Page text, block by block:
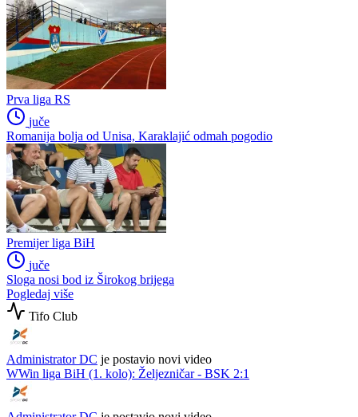
Prva liga RS
juče
Romanija bolja od Unisa, Karaklajić odmah pogodio
Premijer liga BiH
juče
Sloga nosi bod iz Širokog brijega
Pogledaj više
Tifo Club
Administrator DC je postavio novi video
WWin liga BiH (1. kolo): Željezničar - BSK 2:1